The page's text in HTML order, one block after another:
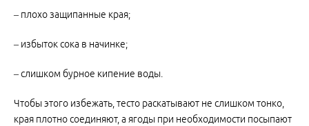
– плохо защипанные края;
– избыток сока в начинке;
– слишком бурное кипение воды.
Чтобы этого избежать, тесто раскатывают не слишком тонко,
края плотно соединяют, а ягоды при необходимости посыпают